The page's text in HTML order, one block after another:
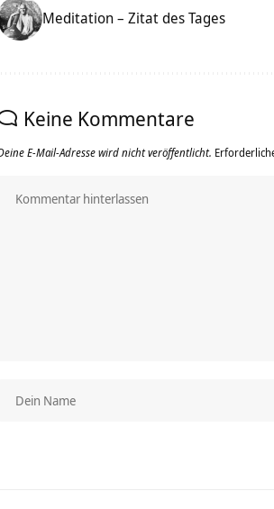
Meditation – Zitat des Tages
Keine Kommentare
E-Mail-Adresse wird nicht veröffentlicht.